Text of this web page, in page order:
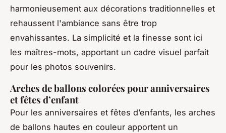
harmonieusement aux décorations traditionnelles et
rehaussent l'ambiance sans être trop
envahissantes. La simplicité et la finesse sont ici
les maîtres-mots, apportant un cadre visuel parfait
pour les photos souvenirs.
Arches de ballons colorées pour anniversaires
et fêtes d’enfant
Pour les anniversaires et fêtes d’enfants, les arches
de ballons hautes en couleur apportent un